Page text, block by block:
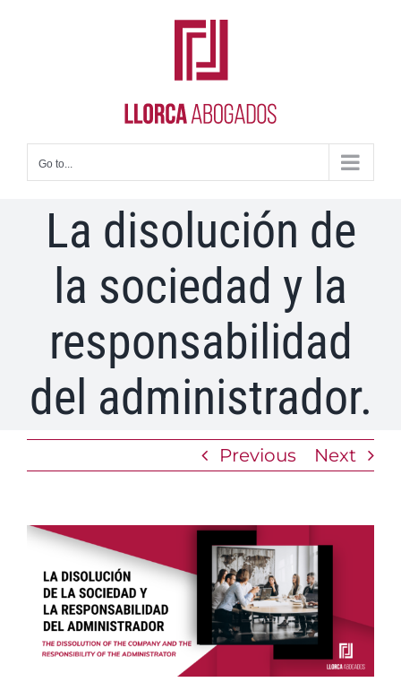
Go to...
La disolución de
la sociedad y la
responsabilidad
del administrador.
Previous Next
View
Larger
Image